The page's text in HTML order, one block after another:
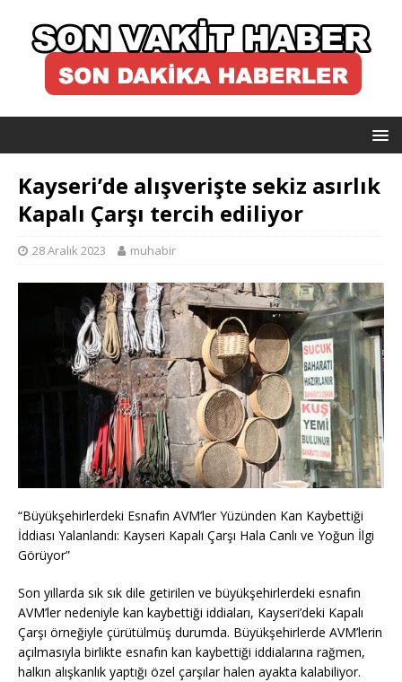
Kayseri’de alışverişte sekiz asırlık
Kapalı Çarşı tercih ediliyor
28 Aralık 2023 muhabir
“Büyükşehirlerdeki Esnafın AVM’ler Yüzünden Kan Kaybettiği
İddiası Yalanlandı: Kayseri Kapalı Çarşı Hala Canlı ve Yoğun İlgi
Görüyor”
Son yıllarda sık sık dile getirilen ve büyükşehirlerdeki esnafın
AVM’ler nedeniyle kan kaybettiği iddiaları, Kayseri’deki Kapalı
Çarşı örneğiyle çürütülmüş durumda. Büyükşehirlerde AVM’lerin
açılmasıyla birlikte esnafın kan kaybettiği iddialarına rağmen,
halkın alışkanlık yaptığı özel çarşılar halen ayakta kalabiliyor.